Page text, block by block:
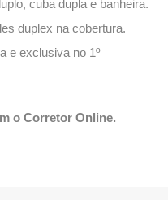
cuba dupla e banheira.
duplex na cobertura.
e exclusiva no 1º
o Corretor Online.